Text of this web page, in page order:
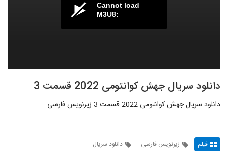
Cannot load
M3U8:
دانلود سریال جهش کوانتومی 2022 قسمت 3
دانلود سریال جهش کوانتومی 2022 قسمت 3 زیرنویس فارسی
فیلم زیرنویس فارسی
دانلود سریال